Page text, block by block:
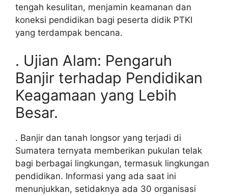
tengah kesulitan, menjamin keamanan dan
koneksi pendidikan bagi peserta didik PTKI
yang terdampak bencana.
. Ujian Alam: Pengaruh
Banjir terhadap Pendidikan
Keagamaan yang Lebih
Besar.
. Banjir dan tanah longsor yang terjadi di
Sumatera ternyata memberikan pukulan telak
bagi berbagai lingkungan, termasuk lingkungan
pendidikan. Informasi yang ada saat ini
menunjukkan, setidaknya ada 30 organisasi